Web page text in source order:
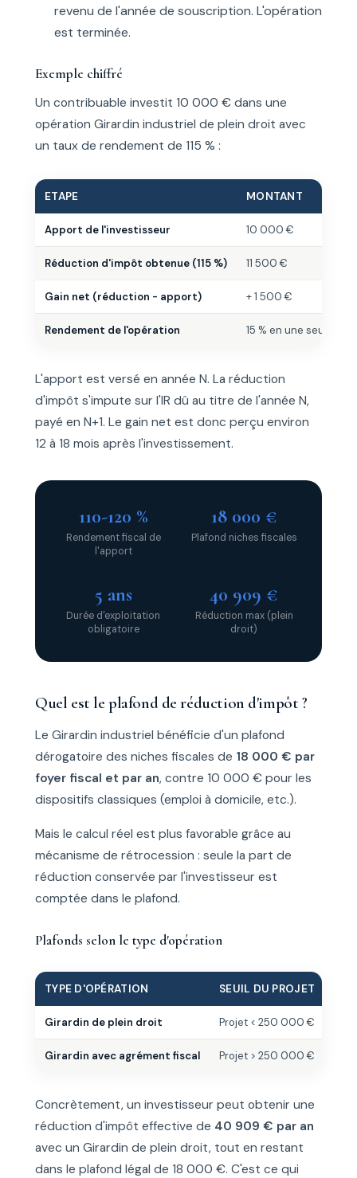
revenu de l'année de souscription. L'opération
est terminée.
Exemple chiffré
Un contribuable investit 10 000 € dans une
opération Girardin industriel de plein droit avec
un taux de rendement de 115 % :
ETAPE MONTANT
Apport de l'investisseur 10 000 €
Réduction d'impôt obtenue (115 %) 11 500 €
Gain net (réduction - apport) + 1 500 €
Rendement de l'opération 15 % en une seule
L'apport est versé en année N. La réduction
d'impôt s'impute sur l'IR dû au titre de l'année N,
payé en N+1. Le gain net est donc perçu environ
12 à 18 mois après l'investissement.
110-120 %
Rendement fiscal de
l'apport
18 000 €
Plafond niches fiscales
5 ans
Durée d'exploitation
obligatoire
40 909 €
Réduction max (plein
droit)
Quel est le plafond de réduction d'impôt ?
Le Girardin industriel bénéficie d'un plafond
dérogatoire des niches fiscales de 18 000 € par
foyer fiscal et par an, contre 10 000 € pour les
dispositifs classiques (emploi à domicile, etc.).
Mais le calcul réel est plus favorable grâce au
mécanisme de rétrocession : seule la part de
réduction conservée par l'investisseur est
comptée dans le plafond.
Plafonds selon le type d'opération
TYPE D'OPÉRATION SEUIL DU PROJET
Girardin de plein droit Projet < 250 000 €
Girardin avec agrément fiscal Projet > 250 000 €
Concrètement, un investisseur peut obtenir une
réduction d'impôt effective de 40 909 € par an
avec un Girardin de plein droit, tout en restant
dans le plafond légal de 18 000 €. C'est ce qui